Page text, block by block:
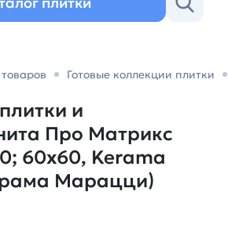
Готовые коллекции плитки
и
Про Матрикс
60х60, Kerama
Марацци)